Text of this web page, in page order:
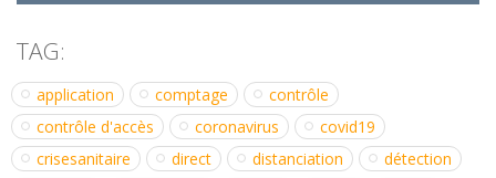
TAG:
application comptage
contrôle
contrôle d'accès
coronavirus
covid19
crisesanitaire
direct distanciation
détection